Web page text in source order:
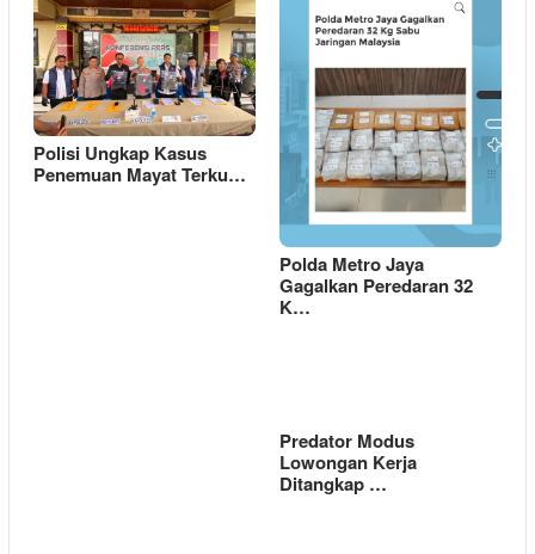
Polisi Ungkap Kasus
Penemuan Mayat Terku…
Polda Metro Jaya
Gagalkan Peredaran 32
K…
Predator Modus
Lowongan Kerja
Ditangkap …